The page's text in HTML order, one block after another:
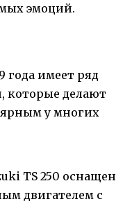
эмоций.
года имеет ряд
которые делают
у многих
TS 250 оснащен
двигателем с